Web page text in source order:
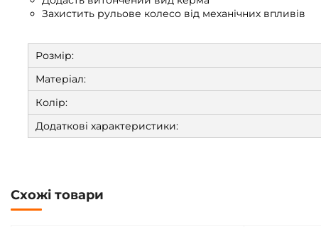
Захистить рульове колесо від механічних впливів
Розмір:
Матеріал:
Колір:
Додаткові характеристики:
Схожі товари